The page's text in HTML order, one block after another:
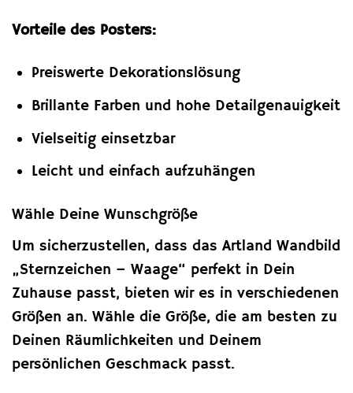
Vorteile des Posters:
Preiswerte Dekorationslösung
Brillante Farben und hohe Detailgenauigkeit
Vielseitig einsetzbar
Leicht und einfach aufzuhängen
Wähle Deine Wunschgröße
Um sicherzustellen, dass das Artland Wandbild
„Sternzeichen – Waage“ perfekt in Dein
Zuhause passt, bieten wir es in verschiedenen
Größen an. Wähle die Größe, die am besten zu
Deinen Räumlichkeiten und Deinem
persönlichen Geschmack passt.